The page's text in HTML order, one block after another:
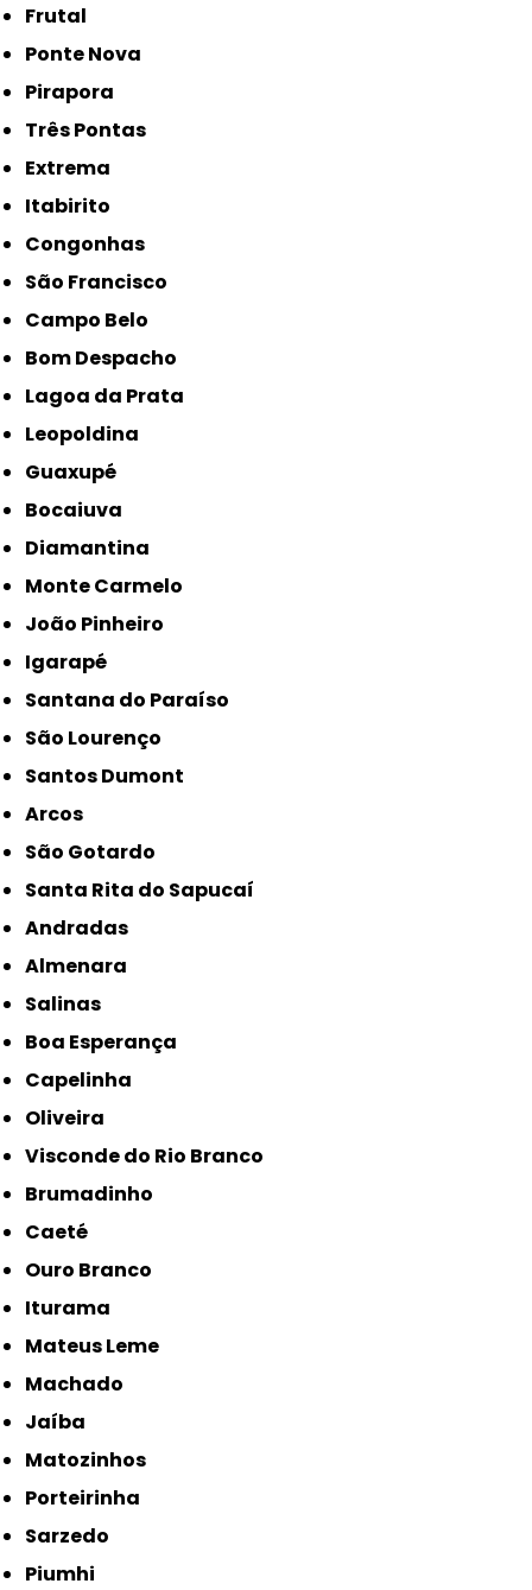
Frutal
Ponte Nova
Pirapora
Três Pontas
Extrema
Itabirito
Congonhas
São Francisco
Campo Belo
Bom Despacho
Lagoa da Prata
Leopoldina
Guaxupé
Bocaiuva
Diamantina
Monte Carmelo
João Pinheiro
Igarapé
Santana do Paraíso
São Lourenço
Santos Dumont
Arcos
São Gotardo
Santa Rita do Sapucaí
Andradas
Almenara
Salinas
Boa Esperança
Capelinha
Oliveira
Visconde do Rio Branco
Brumadinho
Caeté
Ouro Branco
Iturama
Mateus Leme
Machado
Jaíba
Matozinhos
Porteirinha
Sarzedo
Piumhi